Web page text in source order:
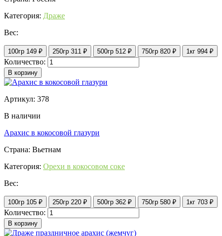
Категория: Драже
Вес:
100гр 149 ₽ 250гр 311 ₽ 500гр 512 ₽ 750гр 820 ₽ 1кг 994 ₽
Количество:
В корзину
Артикул: 378
В наличии
Арахис в кокосовой глазури
Страна: Вьетнам
Категория: Орехи в кокосовом соке
Вес:
100гр 105 ₽ 250гр 220 ₽ 500гр 362 ₽ 750гр 580 ₽ 1кг 703 ₽
Количество:
В корзину